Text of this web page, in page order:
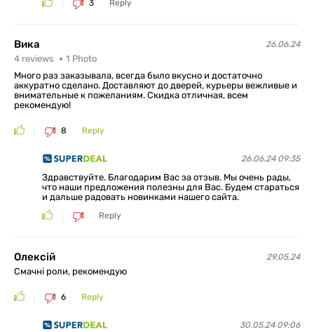
3 Reply
Вика 26.06.24
4 reviews 1 Photo
Много раз заказывала, всегда было вкусно и достаточно
аккуратно сделано. Доставляют до дверей, курьеры вежливые и
внимательные к пожеланиям. Скидка отличная, всем
рекомендую!
8 Reply
26.06.24 09:35
Здравствуйте. Благодарим Вас за отзыв. Мы очень рады,
что наши предложения полезны для Вас. Будем стараться
и дальше радовать новинками нашего сайта.
Reply
Олексій 29.05.24
Смачні роли, рекомендую
6 Reply
30.05.24 09:06